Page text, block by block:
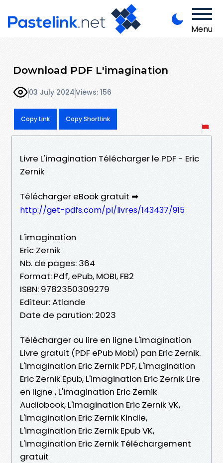
Menu
Download PDF L'imagination
03 July 2024Views: 156
Copy Link Copy Shortlink
Livre L'imagination Télécharger le PDF - Eric
Zernik
Télécharger eBook gratuit ➡
http://get-pdfs.com/pl/livres/143437/915
L'imagination
Eric Zernik
Nb. de pages: 364
Format: Pdf, ePub, MOBI, FB2
ISBN: 9782350309279
Editeur: Atlande
Date de parution: 2023
Télécharger ou lire en ligne L'imagination
Livre gratuit (PDF ePub Mobi) pan Eric Zernik.
L'imagination Eric Zernik PDF, L'imagination
Eric Zernik Epub, L'imagination Eric Zernik Lire
en ligne , L'imagination Eric Zernik
Audiobook, L'imagination Eric Zernik VK,
L'imagination Eric Zernik Kindle,
L'imagination Eric Zernik Epub VK,
L'imagination Eric Zernik Téléchargement
gratuit